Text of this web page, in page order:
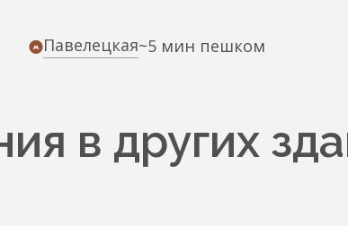
Павелецкая~5 мин пешком
в других